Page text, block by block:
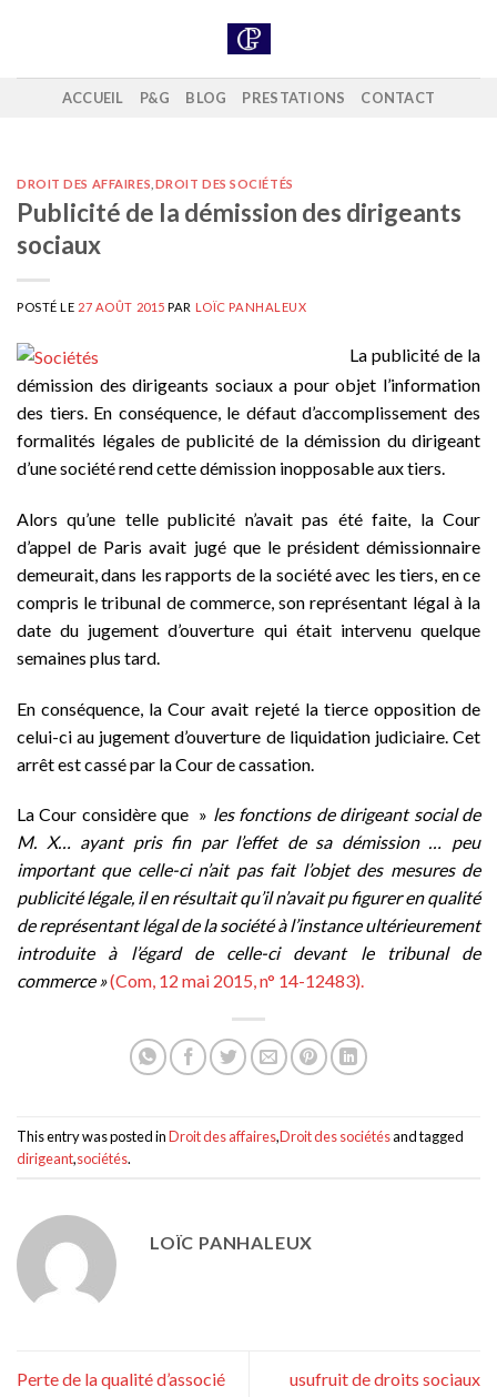
ACCUEIL P&G BLOG PRESTATIONS CONTACT
DROIT DES AFFAIRES DROIT DES SOCIÉTÉS
Publicité de la démission des dirigeants
sociaux
POSTÉ LE 27 AOÛT 2015 PAR LOÏC PANHALEUX
La publicité de la
démission des dirigeants sociaux a pour objet l’information
des tiers. En conséquence, le défaut d’accomplissement des
formalités légales de publicité de la démission du dirigeant
d’une société rend cette démission inopposable aux tiers.
Alors qu’une telle publicité n’avait pas été faite, la Cour
d’appel de Paris avait jugé que le président démissionnaire
demeurait, dans les rapports de la société avec les tiers, en ce
compris le tribunal de commerce, son représentant légal à la
date du jugement d’ouverture qui était intervenu quelque
semaines plus tard.
En conséquence, la Cour avait rejeté la tierce opposition de
celui-ci au jugement d’ouverture de liquidation judiciaire. Cet
arrêt est cassé par la Cour de cassation.
La Cour considère que » les fonctions de dirigeant social de
M. X… ayant pris fin par l’effet de sa démission … peu
important que celle-ci n’ait pas fait l’objet des mesures de
publicité légale, il en résultait qu’il n’avait pu figurer en qualité
de représentant légal de la société à l’instance ultérieurement
introduite à l’égard de celle-ci devant le tribunal de
commerce »(Com, 12 mai 2015, n° 14-12483).
This entry was posted inDroit des affaires,Droit des sociétésand tagged
dirigeant,sociétés.
LOÏC PANHALEUX
Perte de la qualité d’associé usufruit de droits sociaux